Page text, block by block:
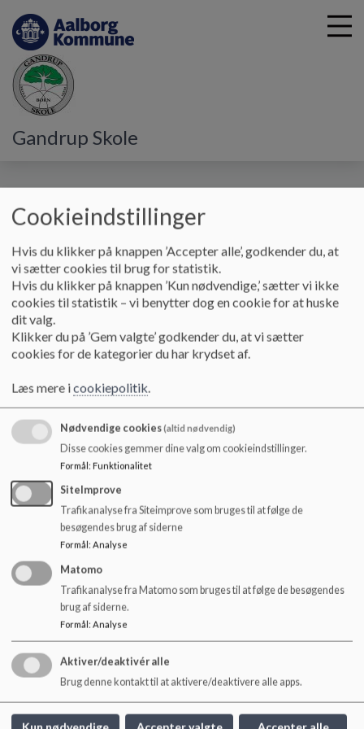
d
Gandrup Skole
Indmeldelse
Indmeldelse
Skolefritidstilbud (DUS1) er et tilbud til elever fra 0. til
og med 3. klasse, hvor de kan opholde sig på skolen om
morgenen før skole og efter skoletid.
I DUS sørger personalet for, at eleverne kommer i skole til
med personalet, hvornår dit barn kommer og går.
Indmeldelse sker samtidig med skoleindskrivningen, når du
har modtaget brev fra distriktsskolen primo/medio januar.
Hvis der ønskes en anden startdato i DUS end 1. august, kan
der gives besked i en mail til Skoleforvaltningen. Dette gøres
ved at trykke på linket i højre side under kontakt.
Hvis der vælges en anden startdato, betales der først fra den
ønskede dato.
Alternativt kan indmeldelse til DUS ske senere
påpladsanvisningen-online.dk.
Gandrup Skole
gandrupskole@aalborg.dk
Cookieindstillinger
Hvis du klikker på knappen ’Accepter alle’, godkender du, at
vi sætter cookies til brug for statistik.
Hvis du klikker på knappen ’Kun nødvendige,’ sætter vi ikke
cookies til statistik – vi benytter dog en cookie for at huske
dit valg.
Klikker du på ’Gem valgte’ godkender du, at vi sætter
cookies for de kategorier du har krydset af.
Læs mere icookiepolitik.
Nødvendige cookies(altid nødvendig)
Disse cookies gemmer dine valg om cookieindstillinger.
Formål: Funktionalitet
SiteImprove
Trafikanalyse fra Siteimprove som bruges til at følge de
besøgendes brug af siderne
Formål : Analyse
Matomo
Trafikanalyse fra Matomo som bruges til at følge de besøgendes
brug af siderne.
Formål: Analyse
Aktiver/deaktivér alle
Brug denne kontakt til at aktivere/deaktivere alle apps.